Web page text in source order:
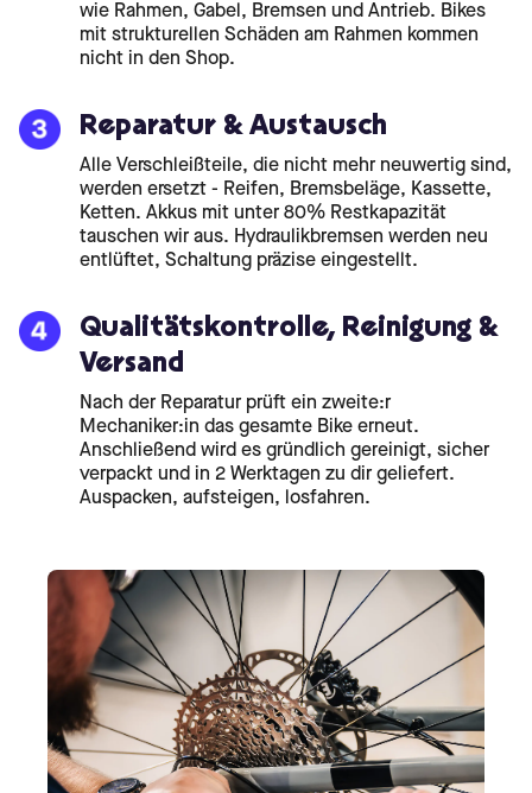
wie Rahmen, Gabel, Bremsen und Antrieb. Bikes
mit strukturellen Schäden am Rahmen kommen
nicht in den Shop.
Reparatur & Austausch
Alle Verschleißteile, die nicht mehr neuwertig sind,
werden ersetzt - Reifen, Bremsbeläge, Kassette,
Ketten. Akkus mit unter 80% Restkapazität
tauschen wir aus. Hydraulikbremsen werden neu
entlüftet, Schaltung präzise eingestellt.
Qualitätskontrolle, Reinigung &
Versand
Nach der Reparatur prüft ein zweite:r
Mechaniker:in das gesamte Bike erneut.
Anschließend wird es gründlich gereinigt, sicher
verpackt und in 2 Werktagen zu dir geliefert.
Auspacken, aufsteigen, losfahren.